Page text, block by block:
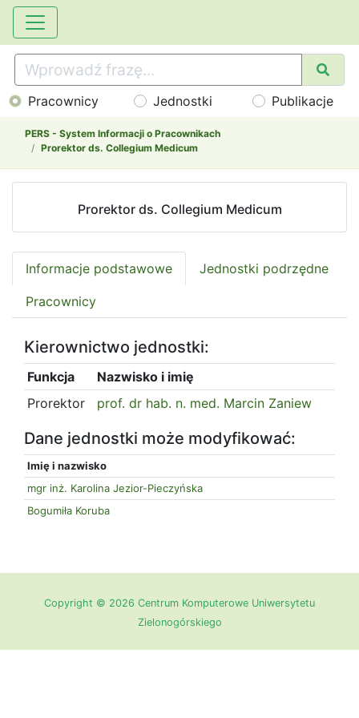
Pracownicy Jednostki Publikacje
PERS - System Informacji o Pracownikach
Prorektor ds. Collegium Medicum
Prorektor ds. Collegium Medicum
Informacje podstawowe Jednostki podrzędne
Pracownicy
Kierownictwo jednostki:
Funkcja
Nazwisko i imię
Prorektor
prof. dr hab. n. med. Marcin Zaniew
Dane jednostki może modyfikować:
Imię i nazwisko
mgr inż. Karolina Jezior-Pieczyńska
Bogumiła Koruba
Copyright © 2026 Centrum Komputerowe Uniwersytetu
Zielonogórskiego